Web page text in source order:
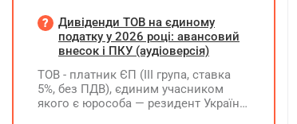
Дивіденди ТОВ на єдиному
податку у 2026 році: авансовий
внесок і ПКУ (аудіоверсія)
ТОВ - платник ЄП (ІІІ група, ставка
5%, без ПДВ), єдиним учасником
якого є юрособа — резидент України,